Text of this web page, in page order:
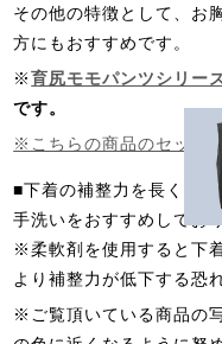
その他の特徴として、お
方にもおすすめです。
※育尻モモパンツシリー
です。
※こちらの商品のセット
■下着の補整力を長く保つ
手洗いをおすすめしてお
※柔軟剤を使用すると下
より補整力が低下する恐
※ご覧頂いている商品の